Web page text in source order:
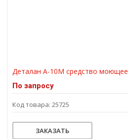
Деталан А-10М средство моющее
По запросу
Код товара: 25725
ЗАКАЗАТЬ